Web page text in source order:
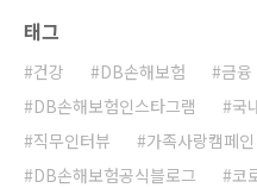
태그
건강 DB손해보험 금융
DB손해보험인스타그램
국
직무인터뷰
가족사랑캠페인
DB손해보험공식블로그
코